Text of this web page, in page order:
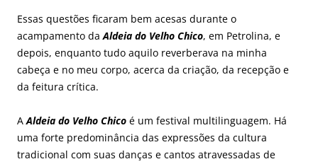
Essas questões ficaram bem acesas durante o
acampamento daAldeia do Velho Chico, em Petrolina, e
depois, enquanto tudo aquilo reverberava na minha
cabeça e no meu corpo, acerca da criação, da recepção e
da feitura crítica.
AAldeia do Velho Chico é um festival multilinguagem. Há
uma forte predominância das expressões da cultura
tradicional com suas danças e cantos atravessadas de